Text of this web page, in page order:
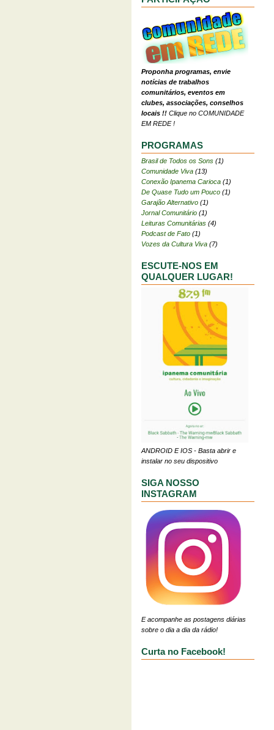
Proponha programas, envie
notícias de trabalhos
comunitários, eventos em
clubes, associações, conselhos
locais !! Clique no COMUNIDADE
EM REDE !
PROGRAMAS
Brasil de Todos os Sons (1)
Comunidade Viva (13)
Conexão Ipanema Carioca (1)
De Quase Tudo um Pouco (1)
Garajão Alternativo (1)
Jornal Comunitário (1)
Leituras Comunitárias (4)
Podcast de Fato (1)
Vozes da Cultura Viva (7)
ESCUTE-NOS EM
QUALQUER LUGAR!
ANDROID E IOS - Basta abrir e
instalar no seu dispositivo
SIGA NOSSO
INSTAGRAM
E acompanhe as postagens diárias
sobre o dia a dia da rádio!
Curta no Facebook!